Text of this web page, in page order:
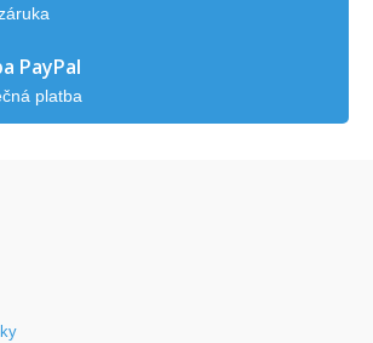
PayPal
platba